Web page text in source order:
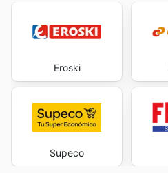
Eroski
Supeco